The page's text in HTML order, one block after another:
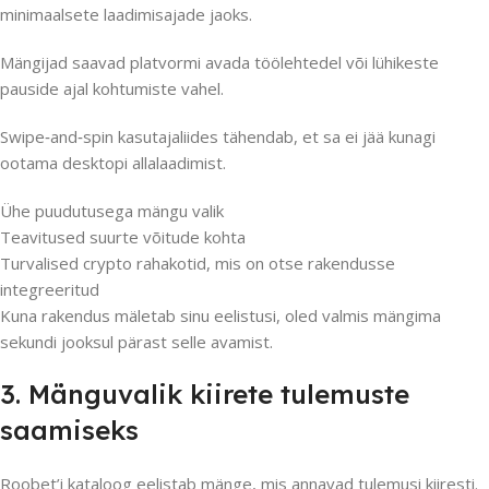
minimaalsete laadimisajade jaoks.
Mängijad saavad platvormi avada töölehtedel või lühikeste
pauside ajal kohtumiste vahel.
Swipe‑and‑spin kasutajaliides tähendab, et sa ei jää kunagi
ootama desktopi allalaadimist.
Ühe puudutusega mängu valik
Teavitused suurte võitude kohta
Turvalised crypto rahakotid, mis on otse rakendusse
integreeritud
Kuna rakendus mäletab sinu eelistusi, oled valmis mängima
sekundi jooksul pärast selle avamist.
3. Mänguvalik kiirete tulemuste
saamiseks
Roobet’i kataloog eelistab mänge, mis annavad tulemusi kiiresti.